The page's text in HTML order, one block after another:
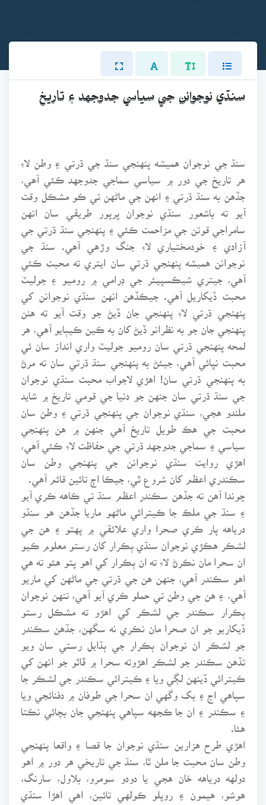
سنڌي نوجوانن جي سياسي جدوجهد ۽ تاريخ
سنڌ جي نوجوان هميشه پنهنجي سنڌ جي ڌرتي ۽ وطن لاءِ
هر تاريخ جي دور ۾ سياسي سماجي جدوجهد ڪئي آهي،
جڏهن به سنڌ ڌرتي ۽ انهن جي ماڻهن تي ڪو مشڪل وقت
آيو ته باشعور سنڌي نوجوان ڀرپور طريقي سان انهن
سامراجي قوتن جي مزاحمت ڪئي ۽ پنهنجي سنڌ ڌرتي جي
آزادي ۽ خودمختياري لاءِ جنگ وڙهي آهي. سنڌ جي
نوجوانن هميشه پنهنجي ڌرتي سان ايتري ته محبت ڪئي
آهي، جيتري شيڪسپيئر جي ڊرامي ۾ روميو ۽ جوليٽ
محبت ڏيکاريل آهي. جيڪڏهن انهن سنڌي نوجوانن کي
پنهنجي ڌرتي لاءِ پنهنجي جان ڏيڻ جو وقت آيو ته هنن
پنهنجي جان جو به نظرانو ڏيڻ کان به ڪين ڪيٻايو آهي، هر
لمحه پنهنجي ڌرتي سان روميو جوليٽ واري انداز سان ئي
محبت نڀائي آهي، جيئڻ به پنهنجي سنڌ ڌرتي سان ته مرڻ
به پنهنجي ڌرتي سان! اهڙي لاجواب محبت سنڌي نوجوان
جي سنڌ ڌرتي سان جنهن جو دنيا جي قومي تاريخ ۾ شايد
ملندو هجي، سنڌي نوجوان جي پنهنجي ڌرتي ۽ وطن سان
محبت جي هڪ طويل تاريخ آهي جنهن ۾ هن پنهنجي
سياسي ۽ سماجي جدوجهد ڌرتي جي حفاظت لاءِ ڪئي آهي،
اهڙي روايت سنڌي نوجوانن جي پنهنجي وطن سان
سڪندري اعظم کان شروع ٿي، جيڪا اڄ تائين قائم آهي.
چوندا آهن ته جڏهن سڪندر اعظم سنڌ تي ڪاهه ڪري آيو
۽ سنڌ جي ملڪ جا ڪيترائي ماڻهو ماريا جڏهن هو سنڌو
درياهه پار ڪري صحرا واري علائقي ۾ پهتو ۽ هن جي
لشڪر هڪڙي نوجوان سنڌي ٻڪرار کان رستو معلوم ڪيو
ان سحرا مان نڪرڻ لاءِ ته ان ٻڪرار کي اهو پتو هئو ته هي
اهو سڪندر آهي، جنهن هن جي ڌرتي جي ماڻهن کي ماريو
آهي، ۽ هن جي وطن تي حملو ڪري آيو آهي، تنهن نوجوان
ٻڪرار سڪندر جي لشڪر کي اهڙو ته مشڪل رستو
ڏيکاريو جو ان صحرا مان نڪري نه سگهن، جڏهن سڪندر
جو لشڪر ان نوجوان ٻڪرار جي ٻڌايل رستي سان ويو
تڏهن سڪندر جو لشڪر اهڙوته سحرا ۾ ڦاٿو جو انهن کي
ڪيترائي ڏينهن لڳي ويا ۽ ڪيترائي سڪندر جي لشڪر جا
سپاهي اڃ ۽ بک وگهي ان سحرا جي طوفان ۾ دفنائجي ويا
۽ سڪندر ۽ ان جا ڪجهه سپاهي پنهنجي جان بچائي نڪتا
هئا.
اهڙي طرح هزارين سنڌي نوجوان جا قصا ۽ واقعا پنهنجي
وطن سان محبت جا ملن ٿا، سنڌ جي تاريخي هر دور ۾ اهو
دولهه درياهه خان هجي يا دودو سومرو، بلاول، سارنگ،
هوشو، هيمون ۽ روپلو ڪولهي تائين، اهي اهڙا سنڌي